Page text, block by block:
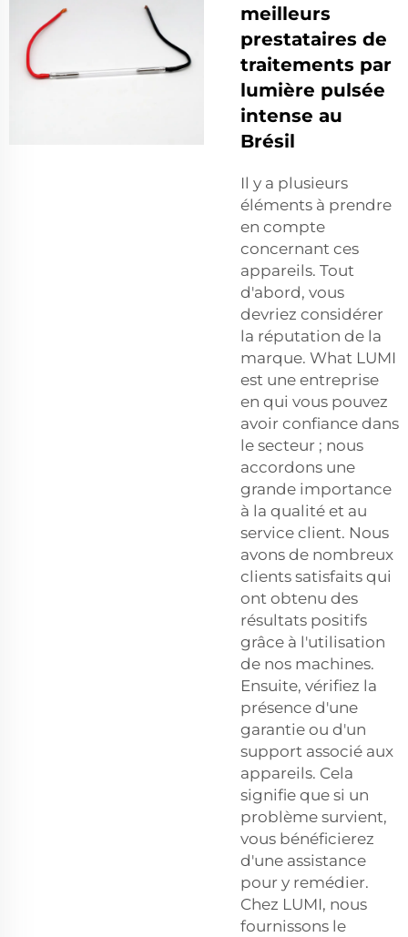
meilleurs
prestataires de
traitements par
lumière pulsée
intense au
Brésil
Il y a plusieurs
éléments à prendre
en compte
concernant ces
appareils. Tout
d'abord, vous
devriez considérer
la réputation de la
marque. What LUMI
est une entreprise
en qui vous pouvez
avoir confiance dans
le secteur ; nous
accordons une
grande importance
à la qualité et au
service client. Nous
avons de nombreux
clients satisfaits qui
ont obtenu des
résultats positifs
grâce à l'utilisation
de nos machines.
Ensuite, vérifiez la
présence d'une
garantie ou d'un
support associé aux
appareils. Cela
signifie que si un
problème survient,
vous bénéficierez
d'une assistance
pour y remédier.
Chez LUMI, nous
fournissons le